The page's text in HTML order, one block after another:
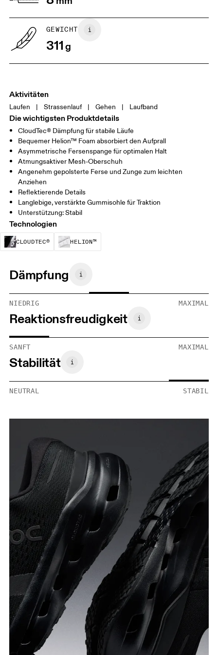
GEWICHT
311 g
Aktivitäten
Laufen | Strassenlauf | Gehen | Laufband
Die wichtigsten Produktdetails
CloudTec® Dämpfung für stabile Läufe
Bequemer Helion™ Foam absorbiert den Aufprall
Asymmetrische Fersenspange für optimalen Halt
Atmungsaktiver Mesh-Oberschuh
Angenehm gepolsterte Ferse und Zunge zum leichten
Anziehen
Reflektierende Details
Langlebige, verstärkte Gummisohle für Traktion
Unterstützung: Stabil
Technologien
CLOUDTEC®
CloudTec® ist ein strukturelles
HELION™
Helion™ Foam wurde entwickelt,
Dämpfung
NIEDRIG MAXIMAL
Reaktionsfreudigkeit
SANFT MAXIMAL
Stabilität
NEUTRAL STABIL